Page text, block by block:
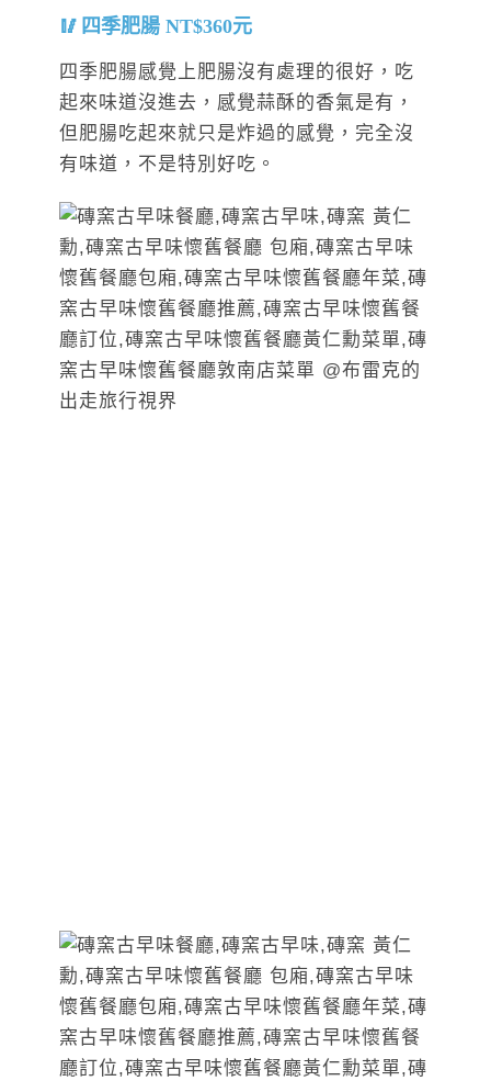
四季肥腸 NT$360元
四季肥腸感覺上肥腸沒有處理的很好，吃
起來味道沒進去，感覺蒜酥的香氣是有，
但肥腸吃起來就只是炸過的感覺，完全沒
有味道，不是特別好吃。